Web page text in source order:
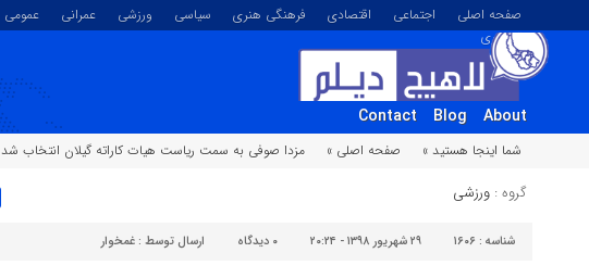
صفحه اصلی اجتماعی اقتصادی فرهنگی هنری سیاسی ورزشی عمرانی عمومی
تصویری
About
Blog
Contact
شما اینجا هستید »
صفحه اصلی » مزدا صوفی به سمت ریاست هیات کاراته گیلان انتخاب شد
گروه : ورزشی
شناسه : ۱۶۰۶ ۲۹ شهریور ۱۳۹۸ - ۲۰:۲۴ ۰ دیدگاه ارسال توسط : غمخوار